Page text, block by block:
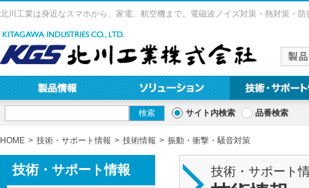
北川工業は身近なスマホから、家電、航空機まで。電磁波ノイズ対策・熱対策・
サイト内検索 品番検索
HOME 技術・サポート情報 技術情報 振動・衝撃・騒音対策
技術・サポート
技術・サポート情報